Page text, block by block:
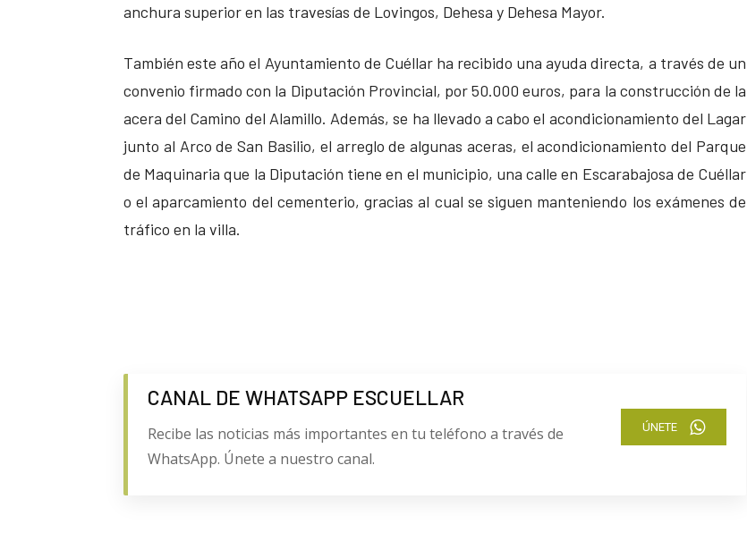
anchura superior en las travesías de Lovingos, Dehesa y Dehesa Mayor.
También este año el Ayuntamiento de Cuéllar ha recibido una ayuda directa, a través de un
convenio firmado con la Diputación Provincial, por 50.000 euros, para la construcción de la
acera del Camino del Alamillo. Además, se ha llevado a cabo el acondicionamiento del Lagar
junto al Arco de San Basilio, el arreglo de algunas aceras, el acondicionamiento del Parque
de Maquinaria que la Diputación tiene en el municipio, una calle en Escarabajosa de Cuéllar
o el aparcamiento del cementerio, gracias al cual se siguen manteniendo los exámenes de
tráfico en la villa.
CANAL DE WHATSAPP ESCUELLAR
Recibe las noticias más importantes en tu teléfono a través de
WhatsApp. Únete a nuestro canal.
ÚNETE